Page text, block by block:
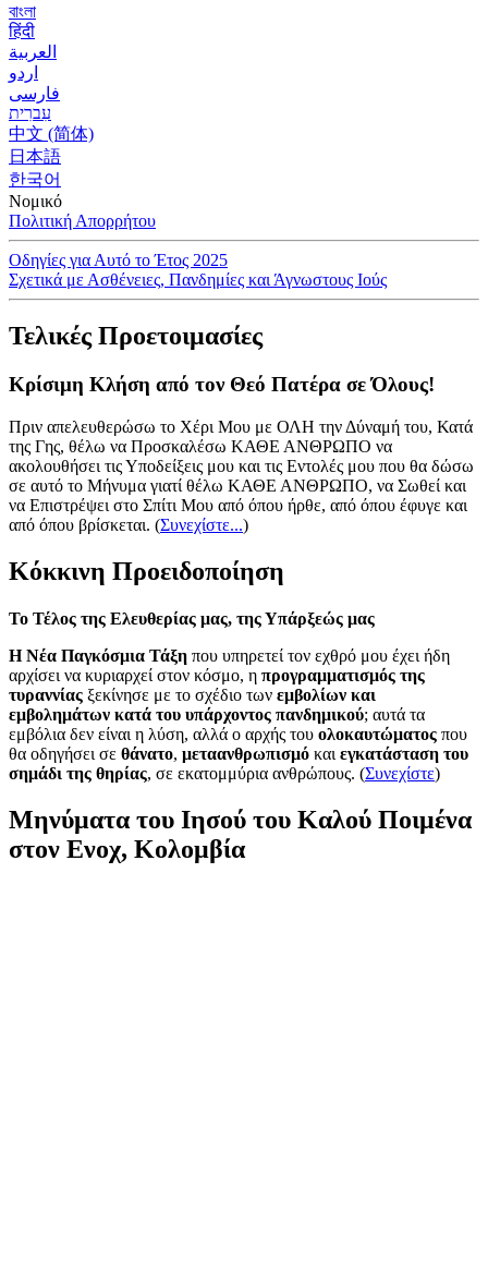
বাংলা
हिंदी
العربية
اردو
فارسی
עִברִית
中文 (简体)
日本語
한국어
Νομικό
Πολιτική Απορρήτου
Οδηγίες για Αυτό το Έτος 2025
Σχετικά με Ασθένειες, Πανδημίες και Άγνωστους Ιούς
Τελικές Προετοιμασίες
Κρίσιμη Κλήση από τον Θεό Πατέρα σε Όλους!
Πριν απελευθερώσω το Χέρι Μου με ΟΛΗ την Δύναμή του, Κατά
της Γης, θέλω να Προσκαλέσω ΚΑΘΕ ΑΝΘΡΩΠΟ να
ακολουθήσει τις Υποδείξεις μου και τις Εντολές μου που θα δώσω
σε αυτό το Μήνυμα γιατί θέλω ΚΑΘΕ ΑΝΘΡΩΠΟ, να Σωθεί και
να Επιστρέψει στο Σπίτι Μου από όπου ήρθε, από όπου έφυγε και
από όπου βρίσκεται. (Συνεχίστε...)
Κόκκινη Προειδοποίηση
Το Τέλος της Ελευθερίας μας, της Υπάρξεώς μας
Η Νέα Παγκόσμια Τάξη που υπηρετεί τον εχθρό μου έχει ήδη
αρχίσει να κυριαρχεί στον κόσμο, η προγραμματισμός της
τυραννίας ξεκίνησε με το σχέδιο των εμβολίων και
εμβολημάτων κατά του υπάρχοντος πανδημικού; αυτά τα
εμβόλια δεν είναι η λύση, αλλά ο αρχής του ολοκαυτώματος που
θα οδηγήσει σε θάνατο, μεταανθρωπισμό και εγκατάσταση του
σημάδι της θηρίας, σε εκατομμύρια ανθρώπους. (Συνεχίστε)
Μηνύματα του Ιησού του Καλού Ποιμένα
στον Ενοχ, Κολομβία